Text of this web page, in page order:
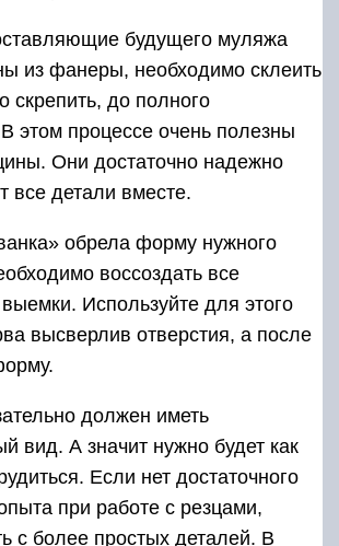
будущего муляжа
из фанеры, необходимо склеить
скрепить, до полного
этом процессе очень полезны
Они достаточно надежно
все детали вместе.
обрела форму нужного
воссоздать все
Используйте для этого
высверлив отверстия, а после
должен иметь
вид. А значит нужно будет как
Если нет достаточного
при работе с резцами,
с более простых деталей. В